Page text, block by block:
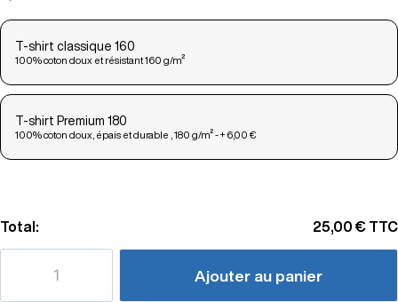
T-shirt classique 160
100% coton doux et résistant 160 g/m²
T-shirt Premium 180
100% coton doux, épais et durable , 180 g/m² - + 6,00 €
Total: 25,00 € TTC
Ajouter au panier